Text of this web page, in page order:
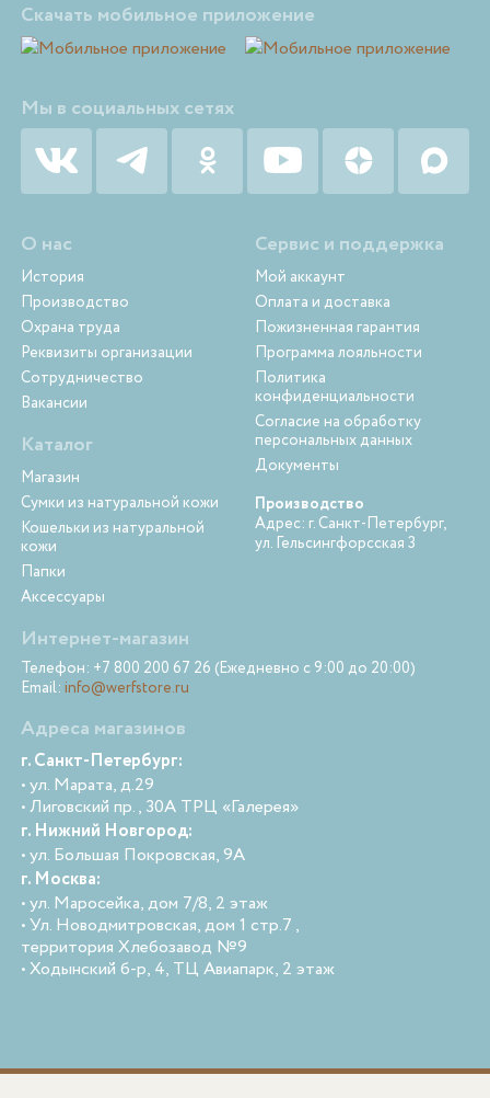
Скачать мобильное приложение
Мы в социальных сетях
О нас
История
Производство
Охрана труда
Реквизиты организации
Сотрудничество
Вакансии
Каталог
Магазин
Сумки из натуральной кожи
Кошельки из натуральной
кожи
Папки
Аксессуары
Сервис и поддержка
Мой аккаунт
Оплата и доставка
Пожизненная гарантия
Программа лояльности
Политика
конфиденциальности
Согласие на обработку
персональных данных
Документы
Производство
Адрес: г. Санкт-Петербург,
ул. Гельсингфорсская 3
Интернет-магазин
Телефон: +7 800 200 67 26 (Ежедневно с 9:00 до 20:00)
Email: info@werfstore.ru
Адреса магазинов
г. Санкт-Петербург:
• ул. Марата, д.29
• Лиговский пр., 30А ТРЦ «Галерея»
г. Нижний Новгород:
• ул. Большая Покровская, 9А
г. Москва:
• ул. Маросейка, дом 7/8, 2 этаж
• Ул. Новодмитровская, дом 1 стр.7 ,
территория Хлебозавод №9
• Ходынский б-р, 4, ТЦ Авиапарк, 2 этаж